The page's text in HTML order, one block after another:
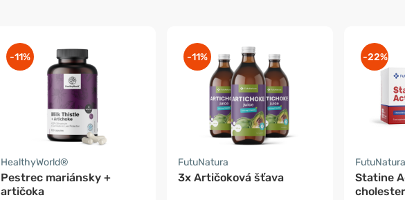
-11%
HealthyWorld®
Pestrec mariánsky +
artičoka
-11%
FutuNatura
3x Artičoková šťava
-22%
FutuNatura
Statine